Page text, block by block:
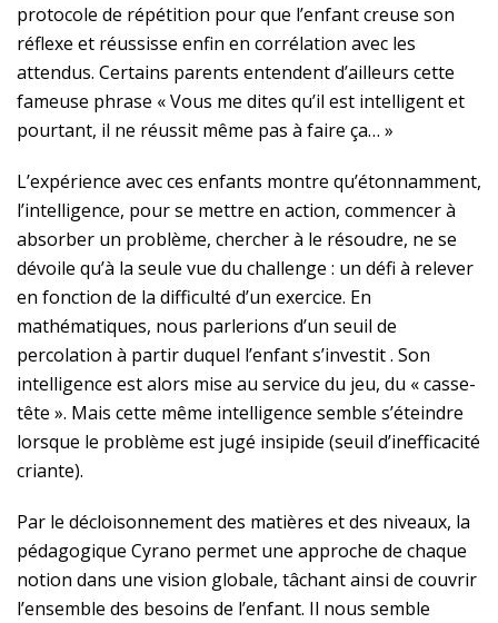
protocole de répétition pour que l’enfant creuse son
réflexe et réussisse enfin en corrélation avec les
attendus. Certains parents entendent d’ailleurs cette
fameuse phrase « Vous me dites qu’il est intelligent et
pourtant, il ne réussit même pas à faire ça… »
L’expérience avec ces enfants montre qu’étonnamment,
l’intelligence, pour se mettre en action, commencer à
absorber un problème, chercher à le résoudre, ne se
dévoile qu’à la seule vue du challenge : un défi à relever
en fonction de la difficulté d’un exercice. En
mathématiques, nous parlerions d’un seuil de
percolation à partir duquel l’enfant s’investit . Son
intelligence est alors mise au service du jeu, du « casse-
tête ». Mais cette même intelligence semble s’éteindre
lorsque le problème est jugé insipide (seuil d’inefficacité
criante).
Par le décloisonnement des matières et des niveaux, la
pédagogique Cyrano permet une approche de chaque
notion dans une vision globale, tâchant ainsi de couvrir
l’ensemble des besoins de l’enfant. Il nous semble